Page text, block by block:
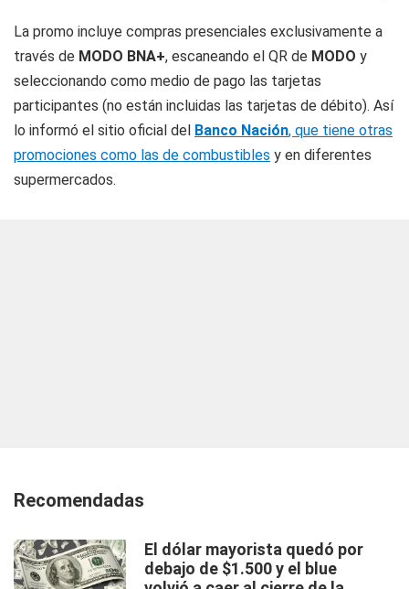
La promo incluye compras presenciales exclusivamente a
través de MODO BNA+, escaneando el QR de MODO y
seleccionando como medio de pago las tarjetas
participantes (no están incluidas las tarjetas de débito). Así
lo informó el sitio oficial del Banco Nación, que tiene otras
promociones como las de combustibles y en diferentes
supermercados.
Recomendadas
El dólar mayorista quedó por
debajo de $1.500 y el blue